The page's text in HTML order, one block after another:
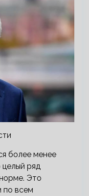
более менее
целый ряд
Это
по всем